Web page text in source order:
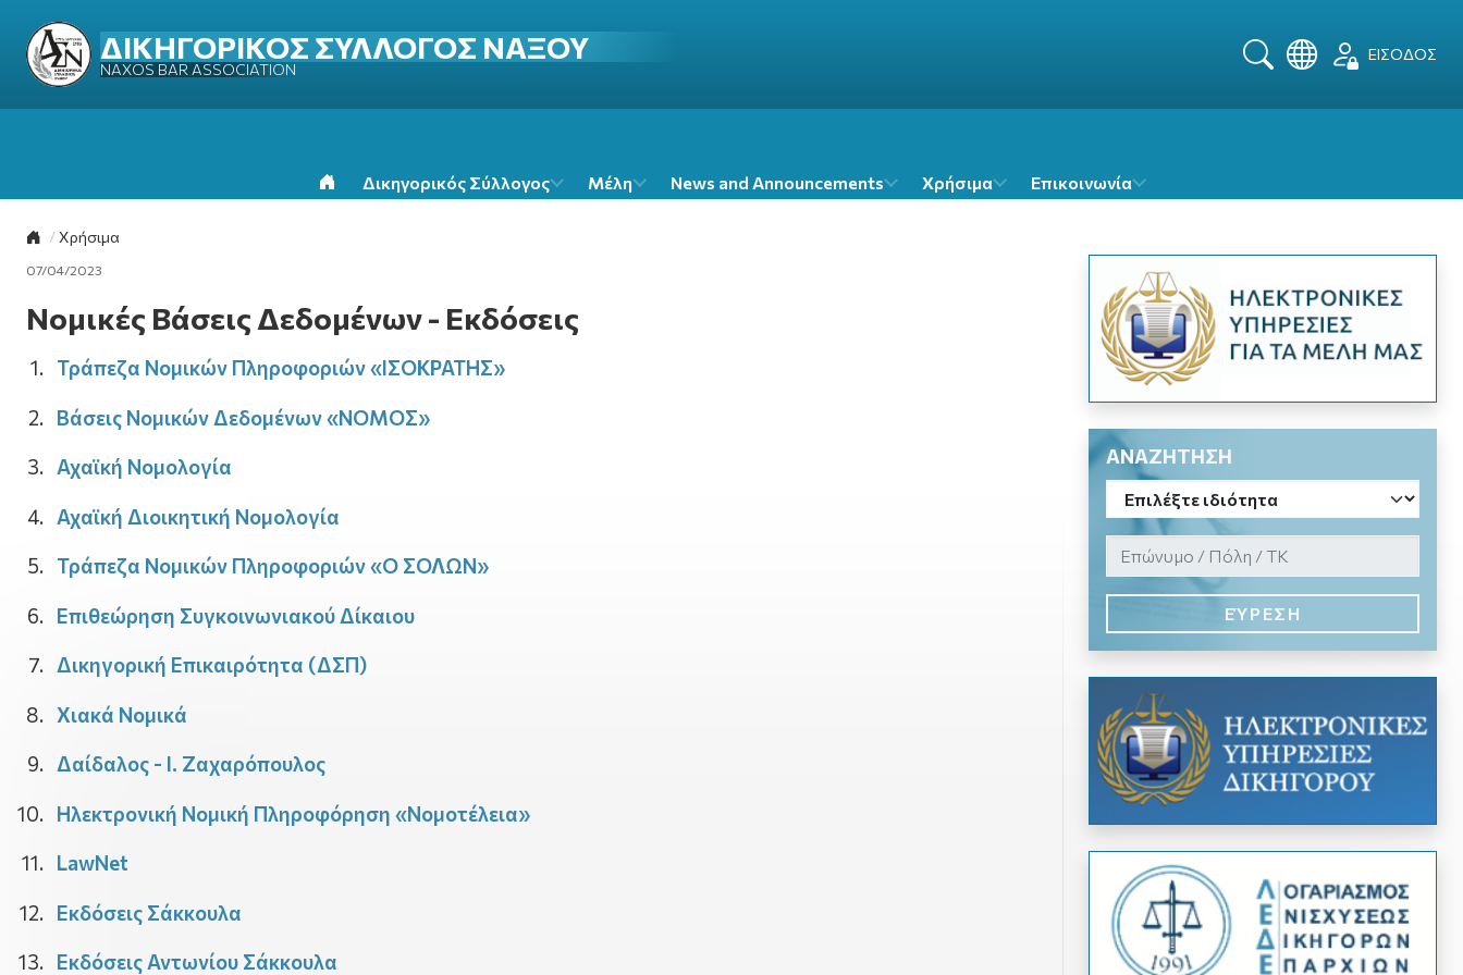
ΔΙΚΗΓΟΡΙΚΟΣ ΣΥΛΛΟΓΟΣ ΝΑΞΟΥ
NAXOS BAR ASSOCIATION
ΕΙΣΟΔΟΣ
Αρχική Σελίδα
Δικηγορικός Σύλλογος Μέλη News and Announcements Χρήσιμα Επικοινωνία
Επιστροφή στην αρχική σελίδα
Χρήσιμα
07/04/2023
Νομικές Βάσεις Δεδομένων - Εκδόσεις
Τράπεζα Νομικών Πληροφοριών «ΙΣΟΚΡΑΤΗΣ»
Βάσεις Νομικών Δεδομένων «ΝΟΜΟΣ»
Αχαϊκή Νομολογία
Αχαϊκή Διοικητική Νομολογία
Τράπεζα Νομικών Πληροφοριών «Ο ΣΟΛΩΝ»
Επιθεώρηση Συγκοινωνιακού Δίκαιου
Δικηγορική Επικαιρότητα (ΔΣΠ)
Χιακά Νομικά
Δαίδαλος - Ι. Ζαχαρόπουλος
Ηλεκτρονική Νομική Πληροφόρηση «Νομοτέλεια»
LawNet
Εκδόσεις Σάκκουλα
Εκδόσεις Αντωνίου Σάκκουλα
ΑΝΑΖΗΤΗΣΗ
ΕΎΡΕΣΗ